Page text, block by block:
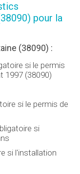
pour la
(38090) :
si le permis
1997 (38090)
si le permis de
si
si l'installation